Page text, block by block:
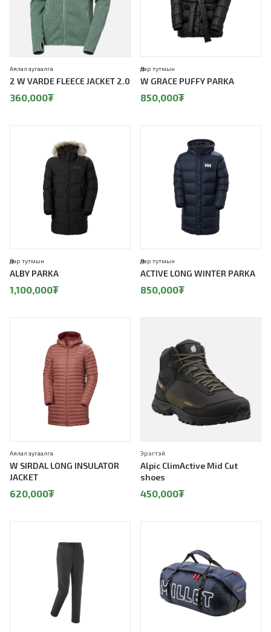
2 W VARDE FLEECE JACKET 2.0
Аялал зугаалга
360,000₮
W GRACE PUFFY PARKA
Өдөр тутмын
850,000₮
ALBY PARKA
Өдөр тутмын
1,100,000₮
ACTIVE LONG WINTER PARKA
Өдөр тутмын
850,000₮
W SIRDAL LONG INSULATOR
JACKET
Аялал зугаалга
620,000₮
Alpic ClimActive Mid Cut
shoes
Эрэгтэй
450,000₮